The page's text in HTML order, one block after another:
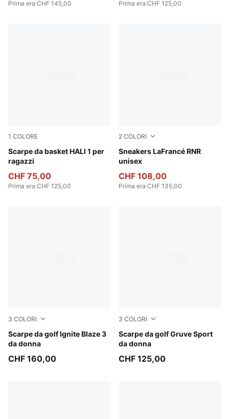
Prima era:CHF 145,00 Prima era:CHF 125,00
1 COLORE
Scarpe da basket HALI 1 per
ragazzi
Poppy Pink-Rose Dust
CHF 75,00
Prima era:CHF 125,00
2 COLORI
Sneakers LaFrancé RNR
unisex
For All Time Red-PUMA
CHF 108,00
Prima era:CHF 135,00
3 COLORI
Scarpe da golf Ignite Blaze 3
da donna
PUMA White-Deep Navy
CHF 160,00
3 COLORI
Scarpe da golf Gruve Sport
da donna
Club Navy-Deep Navy
CHF 125,00